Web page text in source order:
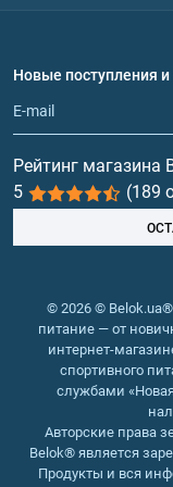
Оба
получить
подвижный шарик
перемешивание,
положении
Помимо способа
при выборе
моментов.
Варианты
Основных форм 2
конус. Главное,
Обмен и возврат
Протеин
Гейнеры
Витамины и
Рыбий жир,
Новые поступления
Рейтинг магазина
5
(189
© 2026 ©
питание — от
интернет-
спортивного
службами
Авторские права
Belok® является
Продукты и вся